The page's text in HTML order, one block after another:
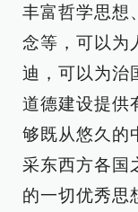
丰富哲学思想
念等，可以为
迪，可以为治
道德建设提供
够既从悠久的
采东西方各国
的一切优秀思